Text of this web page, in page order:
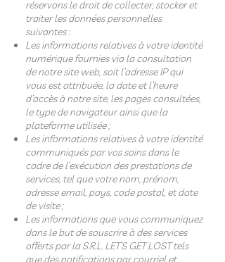
réservons le droit de collecter, stocker et
traiter les données personnelles
suivantes :
Les informations relatives à votre identité
numérique fournies via la consultation
de notre site web, soit l’adresse IP qui
vous est attribuée, la date et l’heure
d’accès à notre site, les pages consultées,
le type de navigateur ainsi que la
plateforme utilisée ;
Les informations relatives à votre identité
communiqués par vos soins dans le
cadre de l’exécution des prestations de
services, tel que votre nom, prénom,
adresse email, pays, code postal, et date
de visite ;
Les informations que vous communiquez
dans le but de souscrire à des services
offerts par la S.R.L. LET’S GET LOST tels
que des notifications par courriel et